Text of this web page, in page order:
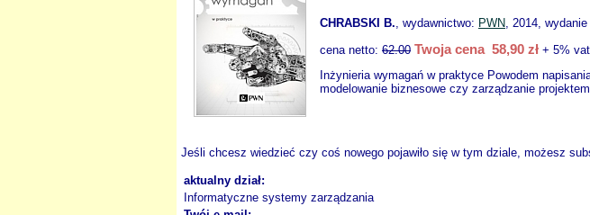
CHRABSKI B., wydawnictwo: PWN, 2014, wydanie I
cena netto: 62.00 Twoja cena 58,90 zł + 5%
Inżynieria wymagań w praktyce Powodem
modelowanie biznesowe czy zarządzanie
Jeśli chcesz wiedzieć czy coś nowego pojawiło się w tym dziale, możesz
aktualny dział:
Informatyczne systemy zarządzania